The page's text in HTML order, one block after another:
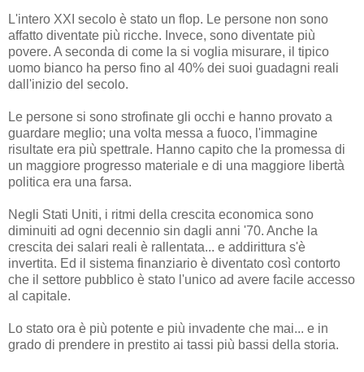
L'intero XXI secolo è stato un flop. Le persone non sono
affatto diventate più ricche. Invece, sono diventate più
povere. A seconda di come la si voglia misurare, il tipico
uomo bianco ha perso fino al 40% dei suoi guadagni reali
dall'inizio del secolo.
Le persone si sono strofinate gli occhi e hanno provato a
guardare meglio; una volta messa a fuoco, l'immagine
risultate era più spettrale. Hanno capito che la promessa di
un maggiore progresso materiale e di una maggiore libertà
politica era una farsa.
Negli Stati Uniti, i ritmi della crescita economica sono
diminuiti ad ogni decennio sin dagli anni '70. Anche la
crescita dei salari reali è rallentata... e addirittura s'è
invertita. Ed il sistema finanziario è diventato così contorto
che il settore pubblico è stato l'unico ad avere facile accesso
al capitale.
Lo stato ora è più potente e più invadente che mai... e in
grado di prendere in prestito ai tassi più bassi della storia.